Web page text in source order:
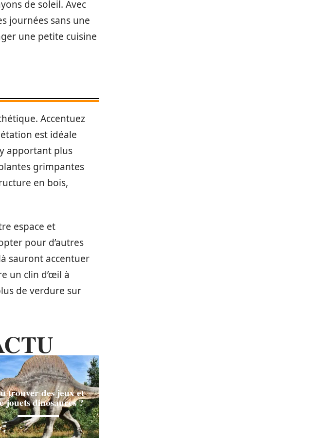
de soleil. Avec
journées sans une
une petite cuisine
Accentuez
est idéale
apportant plus
grimpantes
en bois,
espace et
pour d’autres
sauront accentuer
un clin d’œil à
de verdure sur
trouver des jeux et
jouets dinosaures ?